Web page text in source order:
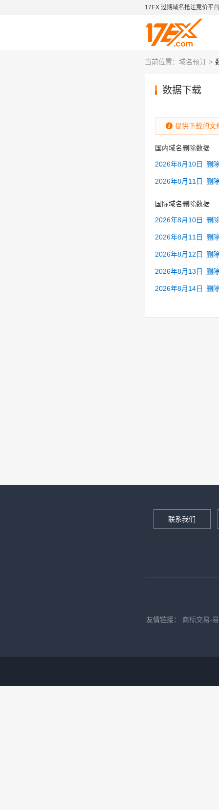
17EX 过期域名抢注竞价平台
当前位置： 域名预订
数据下载
提供下载的文
国内域名删除数据
2026年8月10日 删
2026年8月11日 删
国际域名删除数据
2026年8月10日 删
2026年8月11日 删
2026年8月12日 删
2026年8月13日 删
2026年8月14日 删
联系我们
友情链接： 商标交易-